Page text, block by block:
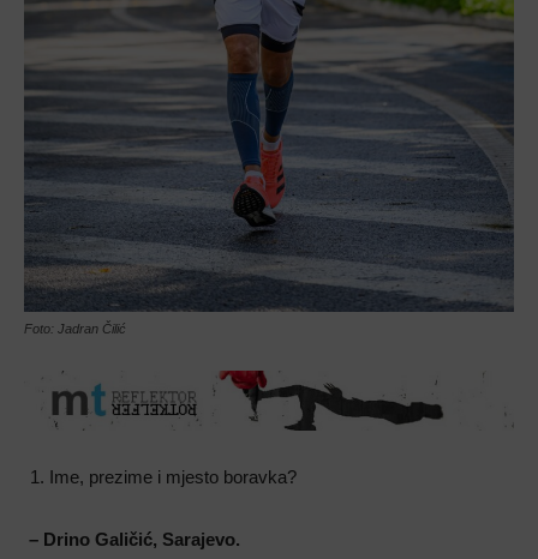
Foto: Jadran Čilić
Ime, prezime i mjesto boravka?
– Drino Galičić, Sarajevo.